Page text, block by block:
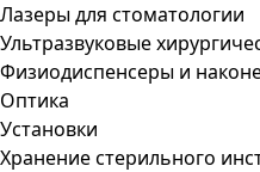
Лазеры для стоматологии
Ультразвуковые
Физиодиспенсеры и
Оптика
Установки
Хранение стерильного